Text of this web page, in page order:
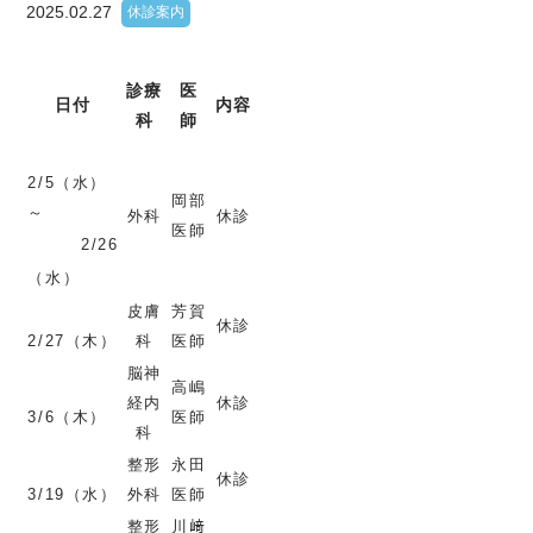
2025.02.27 休診案内
日付
診療
科
医
師
内容
2/5（水）
～
2/26
（水）
外科
岡部
医師
休診
2/27（木）
皮膚
科
芳賀
医師
休診
3/6（木）
脳神
経内
科
高嶋
医師
休診
3/19（水）
整形
外科
永田
医師
休診
整形
川﨑